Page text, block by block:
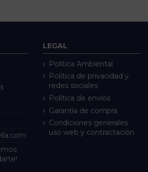
LEGAL
Política Ambiental
Política de privacidad y
redes sociales
Política de envíos
Garantía de compra
Condiciones generales
uso web y contractación